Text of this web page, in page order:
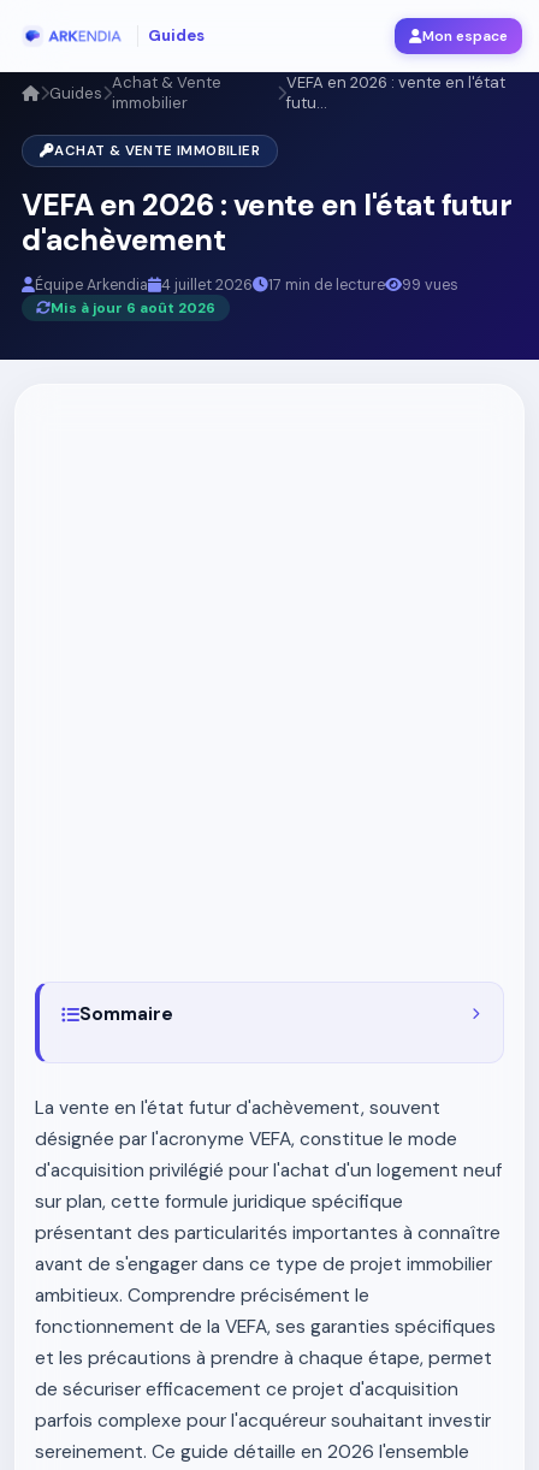
Guides Mon espace
Guides Achat & Vente
immobilier
VEFA en 2026 : vente en l'état
futu...
ACHAT & VENTE IMMOBILIER
VEFA en 2026 : vente en l'état futur
d'achèvement
Équipe Arkendia 4 juillet 2026 17 min de lecture
99 vues
Mis à jour 6 août 2026
Sommaire
La vente en l'état futur d'achèvement, souvent
désignée par l'acronyme VEFA, constitue le mode
d'acquisition privilégié pour l'achat d'un logement neuf
sur plan, cette formule juridique spécifique
présentant des particularités importantes à connaître
avant de s'engager dans ce type de projet immobilier
ambitieux. Comprendre précisément le
fonctionnement de la VEFA, ses garanties spécifiques
et les précautions à prendre à chaque étape, permet
de sécuriser efficacement ce projet d'acquisition
parfois complexe pour l'acquéreur souhaitant investir
sereinement. Ce guide détaille en 2026 l'ensemble